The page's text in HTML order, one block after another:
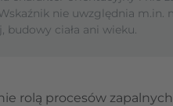
nie uwzględnia m.in.
budowy ciała ani wieku.
rolą procesów